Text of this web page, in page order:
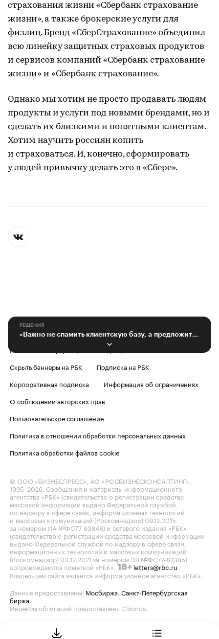
страхования жизни «Сбербанк страхование
жизни», а также брокерские услуги для
физлиц. Бренд «СберСтрахование» объединил
всю линейку защитных страховых продуктов
и сервисов компаний «Сбербанк страхование
жизни» и «Сбербанк страхование».
Однако мы хотим не просто продавать людям
продукты и услуги под новыми брендами, но и
сделать их близкими и понятными клиентам.
Хотим научить россиян копить
и страховаться. И, конечно, сформировать
у людей привычку делать это в «Сбере».
РЕШЕНИЯ
Контактная информация
Редакция
Скрыть баннеры на РБК
Подписка на РБК
Корпоративная подписка
Информация об ограничениях
О соблюдении авторских прав
Пользовательское соглашение
Политика в отношении обработки персональных данных
Политика обработки файлов cookie
© ООО «БИЗНЕСПРЕСС», АО «РОСБИЗНЕСКОНСАЛТИНГ»,
1995–2026 . Сообщения и материалы информационного
агентства «РБК» (свидетельство о регистрации средства
массовой информации выдано Федеральной службой
по надзору в сфере связи, информационных технологий
и массовых коммуникаций (Роскомнадзор) 09.12.2015
за номером ИА №ФС77-63848) и сетевого издания «РБК»
(свидетельство о регистрации средства массовой информации
выдано Федеральной службой по надзору в сфере связи,
информационных технологий и массовых коммуникаций
(Роскомнадзор) 03.12.2021 за номером ЭЛ №ФС77-82385)
сопровождаются пометкой «РБК». 18+ letters@rbc.ru
Владельцем сайта является информационное агентство «РБК».
Данные предоставлены: Мосбиржа Санкт-Петербургская
биржа
Индексы облигаций предоставлены Cbonds.